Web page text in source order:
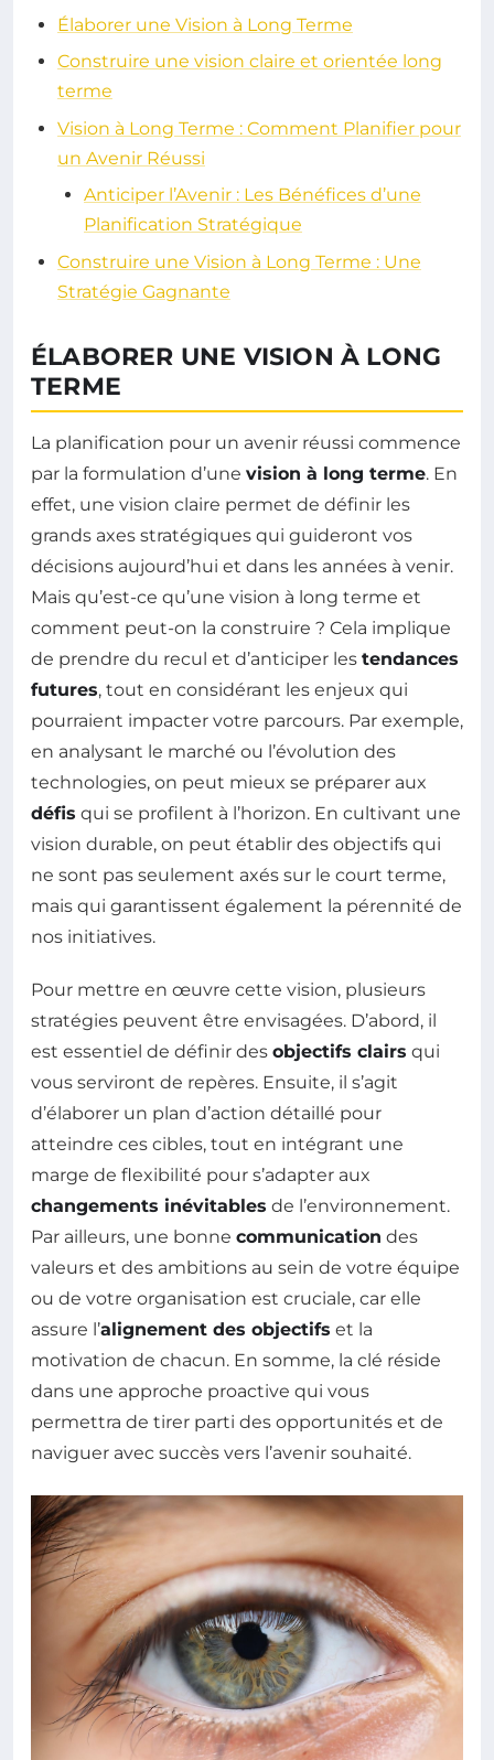
Élaborer une Vision à Long Terme
Construire une vision claire et orientée long
terme
Vision à Long Terme : Comment Planifier pour
un Avenir Réussi
Anticiper l’Avenir : Les Bénéfices d’une
Planification Stratégique
Construire une Vision à Long Terme : Une
Stratégie Gagnante
ÉLABORER UNE VISION À LONG
TERME
La planification pour un avenir réussi commence
par la formulation d’une vision à long terme. En
effet, une vision claire permet de définir les
grands axes stratégiques qui guideront vos
décisions aujourd’hui et dans les années à venir.
Mais qu’est-ce qu’une vision à long terme et
comment peut-on la construire ? Cela implique
de prendre du recul et d’anticiper les tendances
futures, tout en considérant les enjeux qui
pourraient impacter votre parcours. Par exemple,
en analysant le marché ou l’évolution des
technologies, on peut mieux se préparer aux
défis qui se profilent à l’horizon. En cultivant une
vision durable, on peut établir des objectifs qui
ne sont pas seulement axés sur le court terme,
mais qui garantissent également la pérennité de
nos initiatives.
Pour mettre en œuvre cette vision, plusieurs
stratégies peuvent être envisagées. D’abord, il
est essentiel de définir des objectifs clairs qui
vous serviront de repères. Ensuite, il s’agit
d’élaborer un plan d’action détaillé pour
atteindre ces cibles, tout en intégrant une
marge de flexibilité pour s’adapter aux
changements inévitables de l’environnement.
Par ailleurs, une bonne communication des
valeurs et des ambitions au sein de votre équipe
ou de votre organisation est cruciale, car elle
assure l’alignement des objectifs et la
motivation de chacun. En somme, la clé réside
dans une approche proactive qui vous
permettra de tirer parti des opportunités et de
naviguer avec succès vers l’avenir souhaité.